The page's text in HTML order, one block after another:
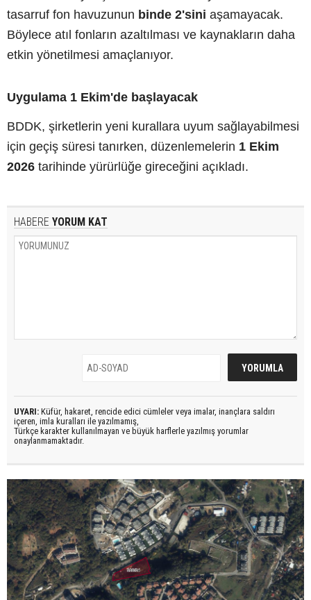
tasarruf fon havuzunun binde 2'sini aşamayacak.
Böylece atıl fonların azaltılması ve kaynakların daha
etkin yönetilmesi amaçlanıyor.
Uygulama 1 Ekim'de başlayacak
BDDK, şirketlerin yeni kurallara uyum sağlayabilmesi
için geçiş süresi tanırken, düzenlemelerin 1 Ekim
2026 tarihinde yürürlüğe gireceğini açıkladı.
HABERE YORUM KAT
UYARI: Küfür, hakaret, rencide edici cümleler veya imalar, inançlara saldırı
içeren, imla kuralları ile yazılmamış,
Türkçe karakter kullanılmayan ve büyük harflerle yazılmış yorumlar
onaylanmamaktadır.